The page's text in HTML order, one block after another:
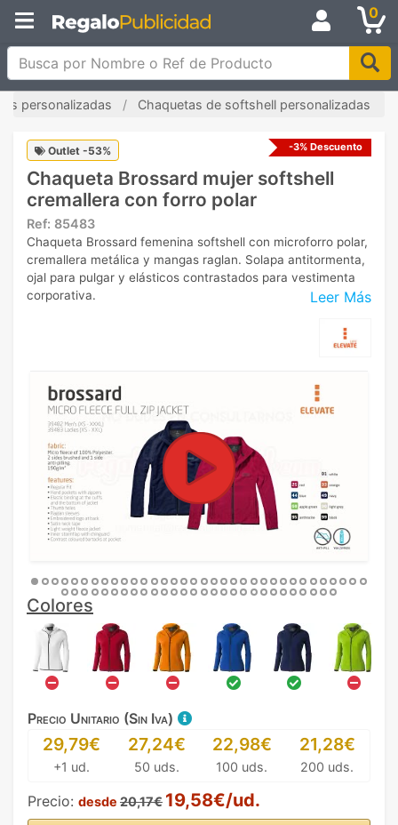
0
Busca por Nombre o Ref de Producto
personalizadas Chaquetas de softshell personalizadas
Outlet -53% -3% Descuento
Chaqueta Brossard mujer softshell
cremallera con forro polar
Ref: 85483
Leer Más
Chaqueta Brossard femenina softshell con microforro polar,
cremallera metálica y mangas raglan. Solapa antitormenta,
ojal para pulgar y elásticos contrastados para vestimenta
corporativa.
Colores
Precio Unitario (Sin Iva)
29,79€
+1 ud.
27,24€
50 uds.
22,98€
100 uds.
21,28€
200 uds.
Precio: desde 20,17€ 19,58€/ud.